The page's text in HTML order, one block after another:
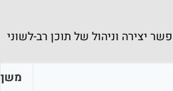
יצירה וניהול של תוכן רב-לשוני